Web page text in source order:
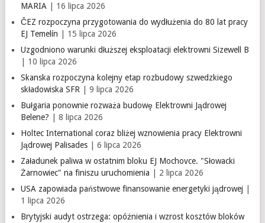
MARIA| 16 lipca 2026
ČEZ rozpoczyna przygotowania do wydłużenia do 80 lat pracy
EJ Temelín | 15 lipca 2026
Uzgodniono warunki dłuższej eksploatacji elektrowni Sizewell B
| 10 lipca 2026
Skanska rozpoczyna kolejny etap rozbudowy szwedzkiego
składowiska SFR| 9 lipca 2026
Bułgaria ponownie rozważa budowę Elektrowni Jądrowej
Belene? | 8 lipca 2026
Holtec International coraz bliżej wznowienia pracy Elektrowni
Jądrowej Palisades| 6 lipca 2026
Załadunek paliwa w ostatnim bloku EJ Mochovce. "Słowacki
Żarnowiec" na finiszu uruchomienia | 2 lipca 2026
USA zapowiada państwowe finansowanie energetyki jądrowej
1 lipca 2026
Brytyjski audyt ostrzega: opóźnienia i wzrost kosztów bloków